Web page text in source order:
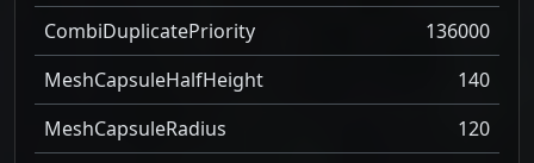
CombiDuplicatePriority
136000
MeshCapsuleHalfHeight
140
MeshCapsuleRadius
120